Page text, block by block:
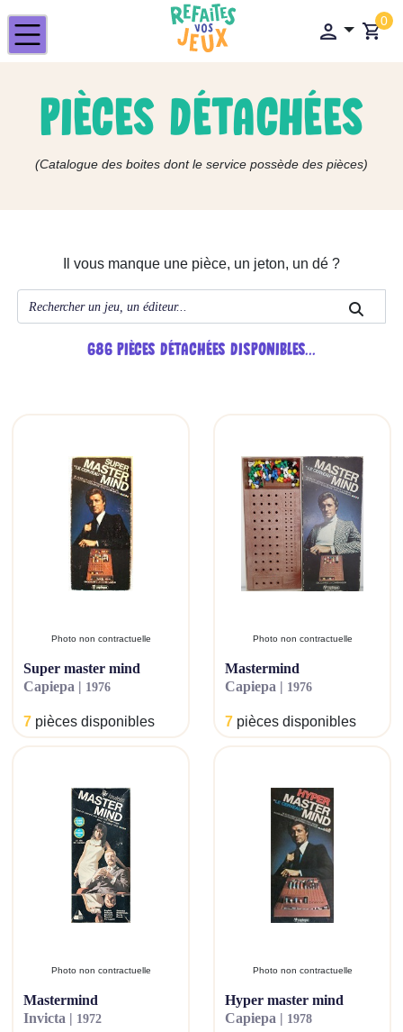
0
PIÈCES DÉTACHÉES
(Catalogue des boites dont le service possède des pièces)
Il vous manque une pièce, un jeton, un dé ?
686 PIÈCES DÉTACHÉES DISPONIBLES...
Photo non contractuelle
super master mind
capiepa | 1976
7pièces disponibles
Photo non contractuelle
mastermind
capiepa | 1976
7pièces disponibles
Photo non contractuelle
mastermind
invicta | 1972
Photo non contractuelle
hyper master mind
capiepa | 1978